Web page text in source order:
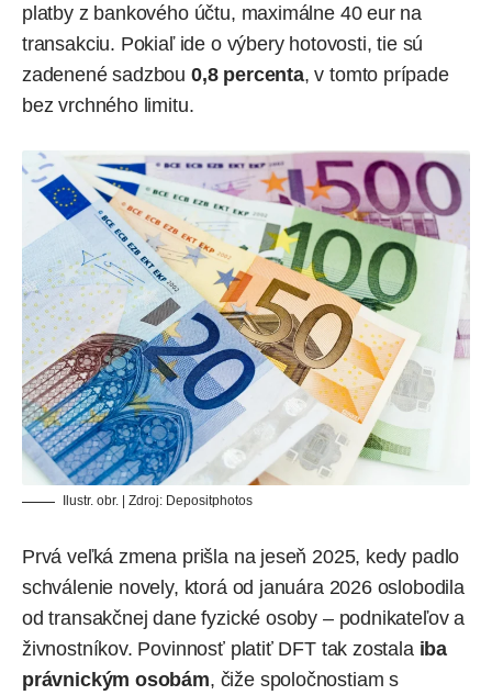
platby z bankového účtu, maximálne 40 eur na
transakciu. Pokiaľ ide o výbery hotovosti, tie sú
zadenené sadzbou 0,8 percenta, v tomto prípade
bez vrchného limitu.
Ilustr. obr. | Zdroj: Depositphotos
Prvá veľká zmena prišla na jeseň 2025, kedy padlo
schválenie novely, ktorá od januára 2026 oslobodila
od transakčnej dane fyzické osoby – podnikateľov a
živnostníkov. Povinnosť platiť DFT tak zostala iba
právnickým osobám, čiže spoločnostiam s